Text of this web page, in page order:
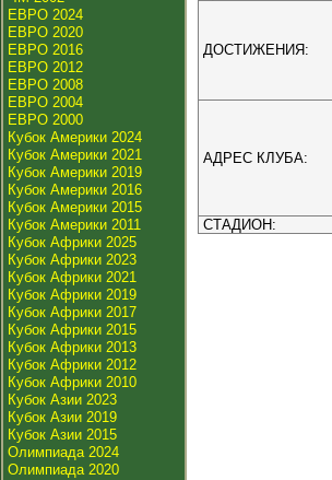
ЕВРО 2024
ЕВРО 2020
ЕВРО 2016
ЕВРО 2012
ЕВРО 2008
ЕВРО 2004
ЕВРО 2000
Кубок Америки 2024
Кубок Америки 2021
Кубок Америки 2019
Кубок Америки 2016
Кубок Америки 2015
Кубок Америки 2011
Кубок Африки 2025
Кубок Африки 2023
Кубок Африки 2021
Кубок Африки 2019
Кубок Африки 2017
Кубок Африки 2015
Кубок Африки 2013
Кубок Африки 2012
Кубок Африки 2010
Кубок Азии 2023
Кубок Азии 2019
Кубок Азии 2015
Олимпиада 2024
Олимпиада 2020
ДОСТИЖЕНИЯ:
АДРЕС КЛУБА:
СТАДИОН: